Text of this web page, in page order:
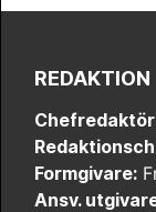
REDAKTION
Formgivare:
Ansv.